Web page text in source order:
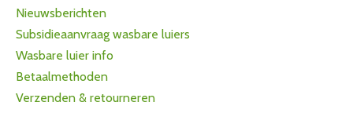
Nieuwsberichten
Subsidieaanvraag wasbare luiers
Wasbare luier info
Betaalmethoden
Verzenden & retourneren